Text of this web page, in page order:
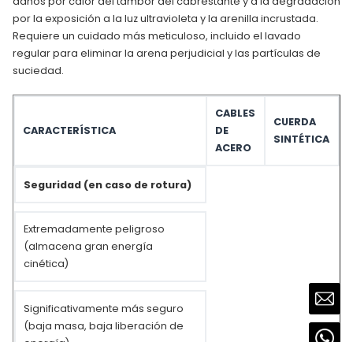
por la exposición a la luz ultravioleta y la arenilla incrustada.
Requiere un cuidado más meticuloso, incluido el lavado
regular para eliminar la arena perjudicial y las partículas de
suciedad.
CARACTERÍSTICA
CABLES
DE
ACERO
CUERDA
SINTÉTICA
Seguridad (en caso de rotura)
Extremadamente peligroso
(almacena gran energía
cinética)
Significativamente más seguro
(baja masa, baja liberación de